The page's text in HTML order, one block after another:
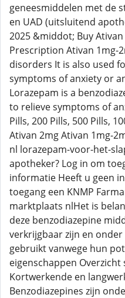
geneesmiddelen met de
en UAD (uitsluitend
2025 &middot; Buy
Prescription Ativan 1mg-
disorders It is also used
symptoms of anxiety or
Lorazepam is a
to relieve symptoms of
Pills, 200 Pills, 500 Pills,
Ativan 2mg Ativan 1mg-
nl lorazepam-voor-het-
apotheker? Log in om
informatie Heeft u geen
toegang een KNMP
marktplaats nlHet is
deze benzodiazepine
verkrijgbaar zijn en
gebruikt vanwege hun
eigenschappen
Kortwerkende en
Benzodiazepines zijn